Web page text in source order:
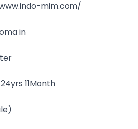
mim.com/
in
11Month